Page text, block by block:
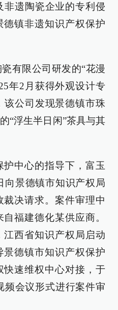
非遗陶瓷企业的专利侵
镇非遗知识产权保护
有限公司研发的“花漫
年2月获得外观设计专
该公司发现景德镇市珠
“浮生半日闲”茶具与其
中心的指导下，富玉
向景德镇市知识产权局
决请求。案件审理中
福建德化某供应商。
西省知识产权局启动
德镇市知识产权保护
快速维权中心对接，于
频会议形式进行案件审